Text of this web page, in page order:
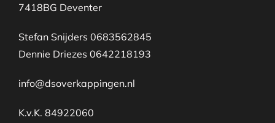
7418BG Deventer
Stefan Snijders 0683562845
Dennie Driezes 0642218193
info@dsoverkappingen.nl
K.v.K. 84922060